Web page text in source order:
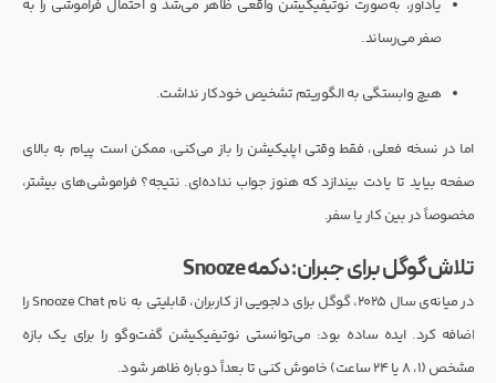
یادآور، به‌صورت نوتیفیکیشن واقعی ظاهر می‌شد و احتمال فراموشی را به
صفر می‌رساند.
هیچ وابستگی به الگوریتم تشخیص خودکار نداشت.
اما در نسخه فعلی، فقط وقتی اپلیکیشن را باز می‌کنی، ممکن است پیام به بالای
صفحه بیاید تا یادت بیندازد که هنوز جواب نداده‌ای. نتیجه؟ فراموشی‌های بیشتر،
مخصوصاً در بین کار یا سفر.
تلاش گوگل برای جبران: دکمه Snooze
در میانه‌ی سال ۲۰۲۵، گوگل برای دلجویی از کاربران، قابلیتی به نام Snooze Chat را
اضافه کرد. ایده ساده بود: می‌توانستی نوتیفیکیشن گفت‌وگو را برای یک بازه
مشخص (۱، ۸ یا ۲۴ ساعت) خاموش کنی تا بعداً دوباره ظاهر شود.